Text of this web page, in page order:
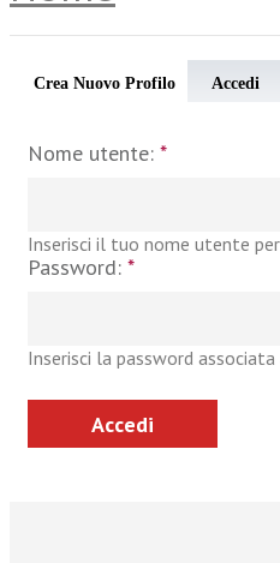
Crea Nuovo Profilo Accedi
Nome utente: *
Inserisci il tuo nome utente
Password: *
Inserisci la password